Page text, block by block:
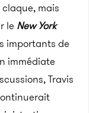
mais
le New York
importants de
immédiate
Travis